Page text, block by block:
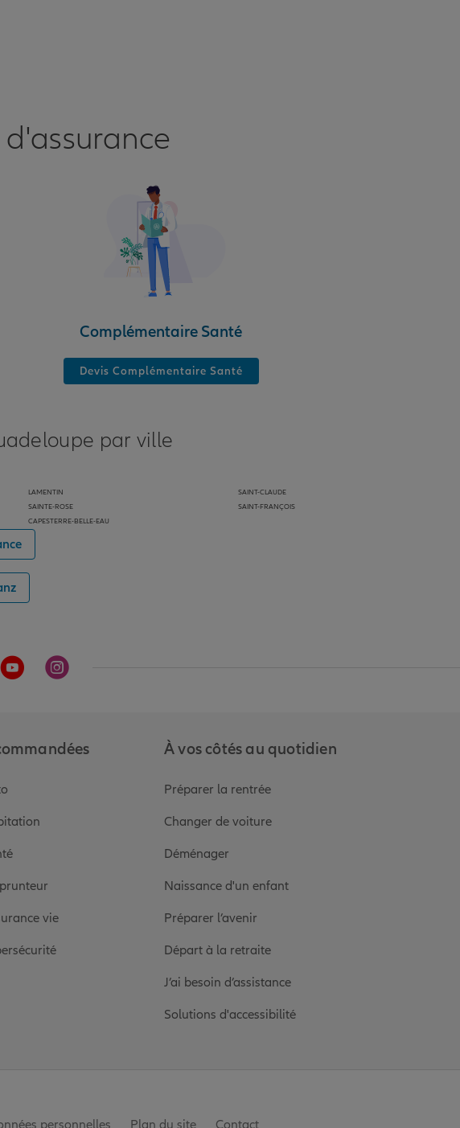
Complémentaire Santé
Devis Complémentaire Santé
par ville
LAMENTIN
SAINTE-ROSE
CAPESTERRE-BELLE-EAU
SAINT-CLAUDE
SAINT-FRANÇOIS
de Allianz
Twitter de Allianz
la page Linkedin de Allianz
Aller sur la page Youtube de Allianz
Aller sur la page Instagram de Allianz
vie
À vos côtés au quotidien
Préparer la rentrée
Changer de voiture
Déménager
Naissance d'un enfant
Préparer l’avenir
Départ à la retraite
J’ai besoin d’assistance
Solutions d'accessibilité